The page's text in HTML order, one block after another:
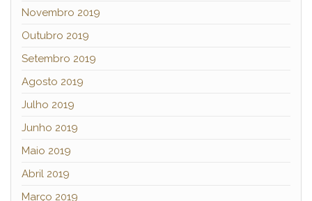
Novembro 2019
Outubro 2019
Setembro 2019
Agosto 2019
Julho 2019
Junho 2019
Maio 2019
Abril 2019
Março 2019